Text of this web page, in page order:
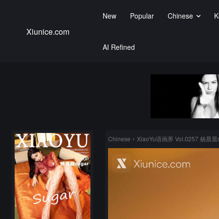
Xiunice.com
New Popular Chinese
AI Refined
Chinese XiaoYu语画界 Vol.0257 杨晨